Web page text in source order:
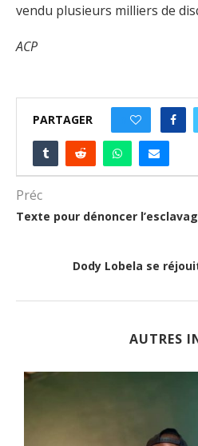
vendu plusieurs milliers de
ACP
PARTAGER
Préc
Texte pour dénoncer
Dody Lobela se
AUTRES